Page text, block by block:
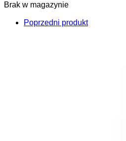
Brak w magazynie
Poprzedni produkt